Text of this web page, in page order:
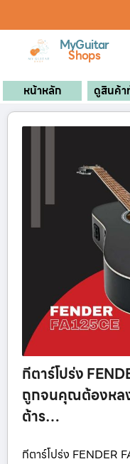
MyGuitar
Shops
หน้าหลัก ดูสินค้
กีตาร์โปร่ง
ถูกจนคุณต้องหล
ต้าร…
กีตาร์โปร่ง FENDER